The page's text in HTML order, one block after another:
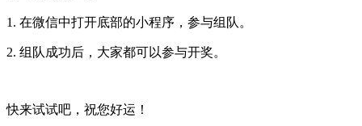
1. 在微信中打开底部的小程序，参与组队。
2. 组队成功后，大家都可以参与开奖。
快来试试吧，祝您好运！